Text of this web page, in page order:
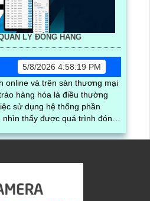
LÝ ĐÓNG HÀNG
5/8/2026 4:58:19 PM
online và trên sàn thương mại
hàng hóa là điều thường
sử dụng hệ thống phần
thấy được quá trình đóng
dàng